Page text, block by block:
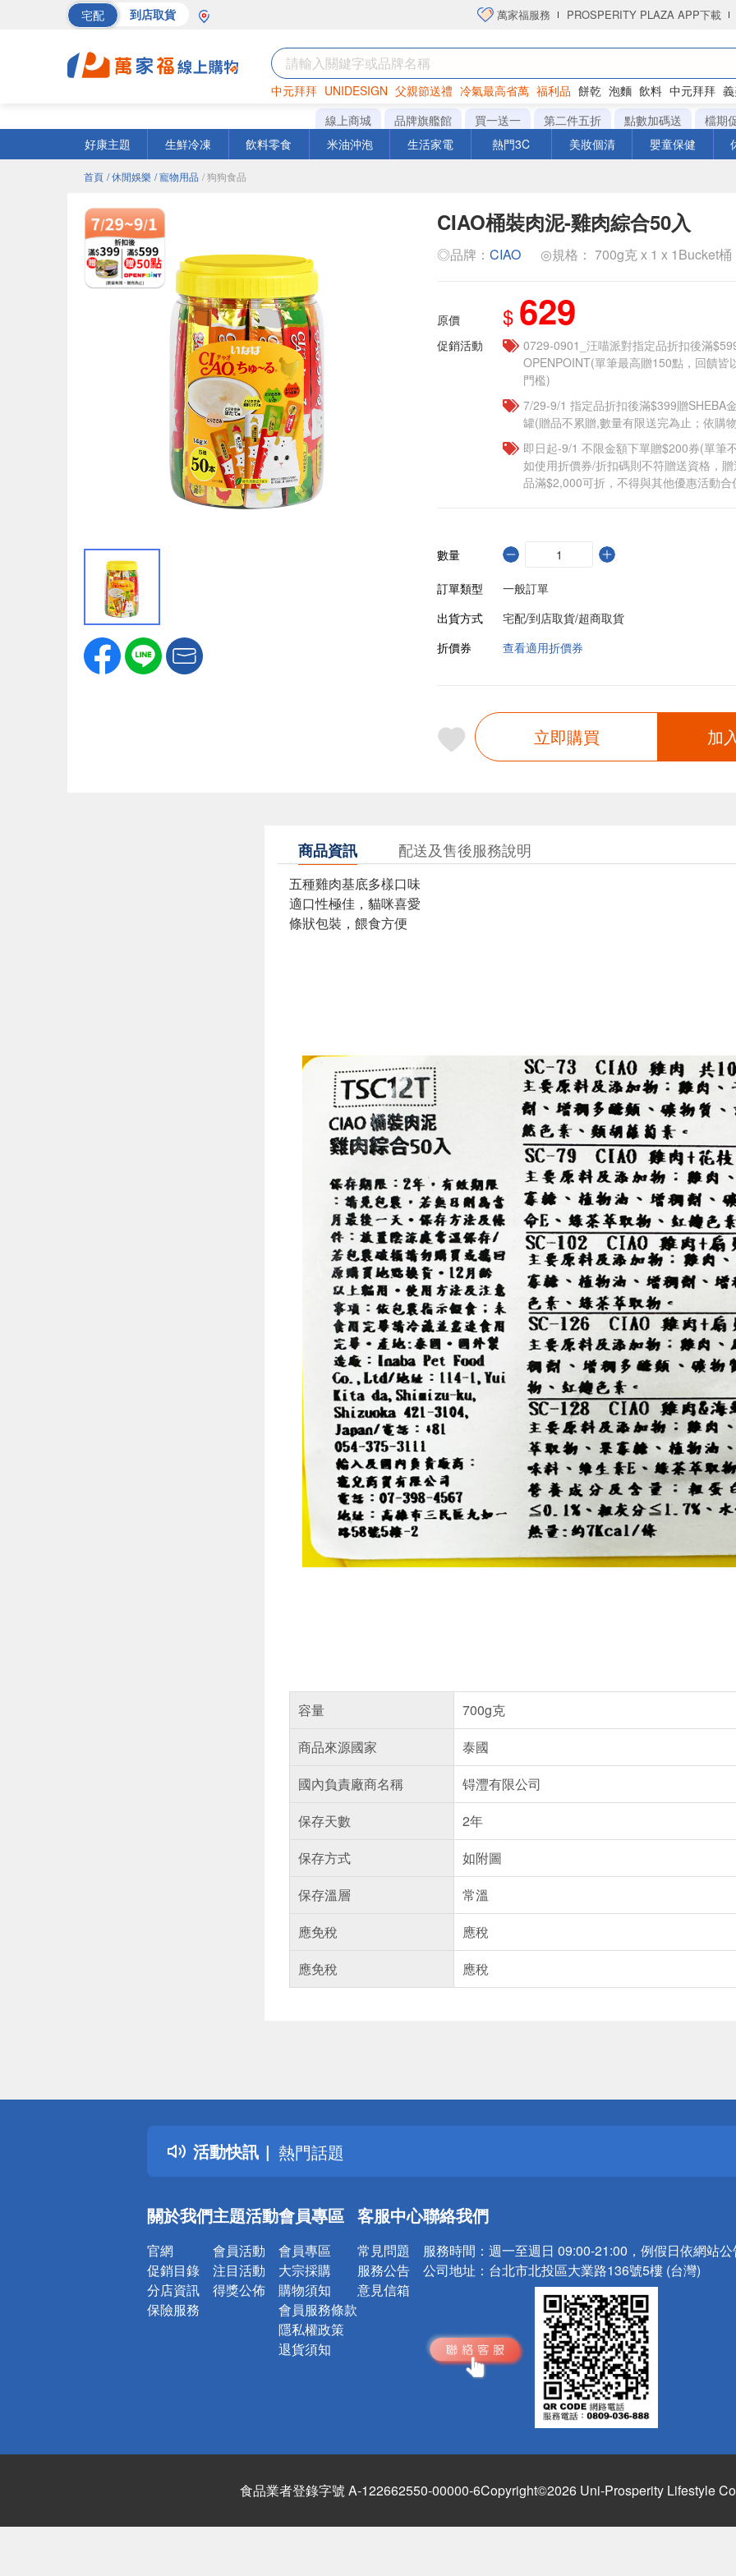
宅配 到店取貨 萬家福服務 PROSPERITY PLAZA APP下載
中元拜拜 UNIDESIGN 父親節送禮 冷氣最高省萬 福利品 餅乾 泡麵 飲料 中元拜拜
罐頭 海苔 洋芋片
線上商城 品牌旗艦館 買一送一 第二件五折 點數加碼送
檔期
好康主題
生鮮冷凍 飲料零食 米油沖泡 生活家電 熱門3C 美妝個清 嬰童保健
首頁 / 休閒娛樂 / 寵物用品 / 狗狗食品
CIAO桶裝肉泥-雞肉綜合50入
◎品牌： CIAO ◎規格： 700g克 x 1 x 1Bucket桶
原價 $ 629
促銷活動
0729-0901_汪喵派對指定品折扣後滿
OPENPOINT(單筆最高贈150點，回饋皆
門檻)
7/29-9/1 指定品折扣後滿$399贈SHEBA
罐(贈品不累贈,數量有限送完為止；依購
即日起-9/1 不限金額下單贈$200券(單筆
如使用折價券/折扣碼則不符贈送資格，
品滿$2,000可折，不得與其他優惠活動合
數量
訂單類型
一般訂單
出貨方式
宅配/到店取貨/超商取貨
折價券
查看適用折價券
立即購買 加
商品資訊 配送及售後服務說明
五種雞肉基底多樣口味
適口性極佳，貓咪喜愛
條狀包裝，餵食方便
容量
700g克
商品來源國家
泰國
國內負責廠商名稱
锝灃有限公司
保存天數
2年
保存方式
如附圖
保存溫層
常溫
應免稅
應稅
應免稅
應稅
活動快訊
詐騙網頁！請小心！
得獎公告
熱門話題
銀行優惠
詐騙網頁！請小心！
關於我們
官網
促銷目錄
分店資訊
保險服務
主題活動
會員活動
注目活動
得獎公佈
會員專區
會員專區
大宗採購
購物須知
會員服務條款
隱私權政策
退貨須知
客服中心
常見問題
服務公告
意見信箱
聯絡我們
服務時間： 週一至週日 09:00-21:00，例假日依網站
公司地址： 台北市北投區大業路136號5樓 (台灣)
食品業者登錄字號 A-122662550-00000-6Copyright©2026 Uni-Prosperity Lifestyle